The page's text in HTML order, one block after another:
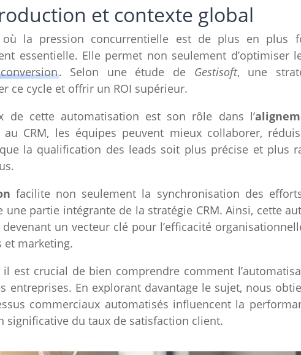
et contexte global
la pression concurrentielle est de plus en plus
essentielle. Elle permet non seulement d’optimiser
. Selon une étude de Gestisoft, une
ce cycle et offrir un ROI supérieur.
de cette automatisation est son rôle dans l’
au CRM, les équipes peuvent mieux collaborer,
la qualification des leads soit plus précise et plus
facilite non seulement la synchronisation des
une partie intégrante de la stratégie CRM. Ainsi, cette
devenant un vecteur clé pour l’efficacité
et marketing.
est crucial de bien comprendre comment
entreprises. En explorant davantage le sujet, nous
commerciaux automatisés influencent la
significative du taux de satisfaction client.